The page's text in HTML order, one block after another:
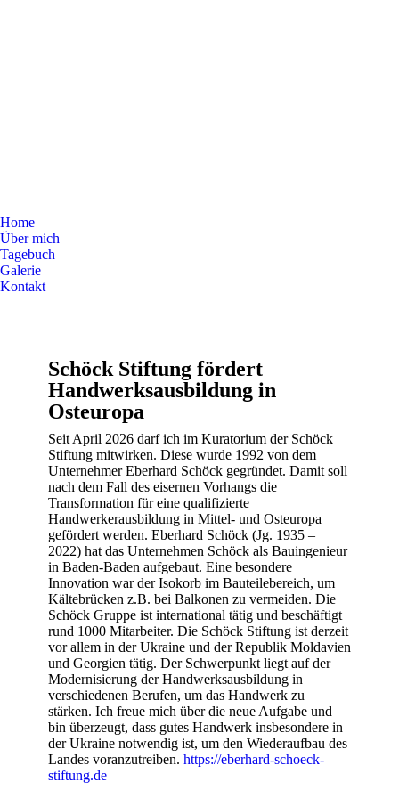
Home
Über mich
Tagebuch
Galerie
Kontakt
Schöck Stiftung fördert
Handwerksausbildung in
Osteuropa
Seit April 2026 darf ich im Kuratorium der Schöck
Stiftung mitwirken. Diese wurde 1992 von dem
Unternehmer Eberhard Schöck gegründet. Damit soll
nach dem Fall des eisernen Vorhangs die
Transformation für eine qualifizierte
Handwerkerausbildung in Mittel- und Osteuropa
gefördert werden. Eberhard Schöck (Jg. 1935 –
2022) hat das Unternehmen Schöck als Bauingenieur
in Baden-Baden aufgebaut. Eine besondere
Innovation war der Isokorb im Bauteilebereich, um
Kältebrücken z.B. bei Balkonen zu vermeiden. Die
Schöck Gruppe ist international tätig und beschäftigt
rund 1000 Mitarbeiter. Die Schöck Stiftung ist derzeit
vor allem in der Ukraine und der Republik Moldavien
und Georgien tätig. Der Schwerpunkt liegt auf der
Modernisierung der Handwerksausbildung in
verschiedenen Berufen, um das Handwerk zu
stärken. Ich freue mich über die neue Aufgabe und
bin überzeugt, dass gutes Handwerk insbesondere in
der Ukraine notwendig ist, um den Wiederaufbau des
Landes voranzutreiben. https://eberhard-schoeck-
stiftung.de